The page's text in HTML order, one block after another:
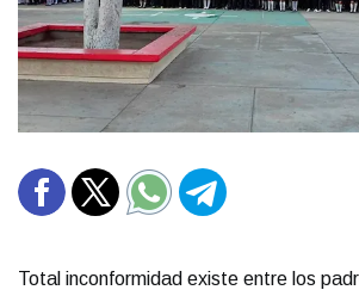
Total inconformidad existe entre los